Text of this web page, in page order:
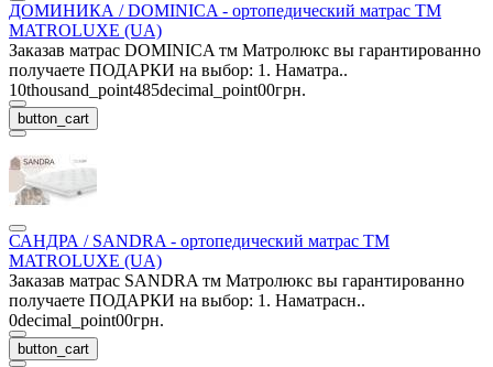
ДОМИНИКА / DOMINICA - ортопедический матрас ТМ
MATROLUXE (UA)
Заказав матрас DOMINICA тм Матролюкс вы гарантированно
получаете ПОДАРКИ на выбор: 1. Наматра..
10thousand_point485decimal_point00грн.
button_cart
САНДРА / SANDRA - ортопедический матрас ТМ
MATROLUXE (UA)
Заказав матрас SANDRA тм Матролюкс вы гарантированно
получаете ПОДАРКИ на выбор: 1. Наматрасн..
0decimal_point00грн.
button_cart